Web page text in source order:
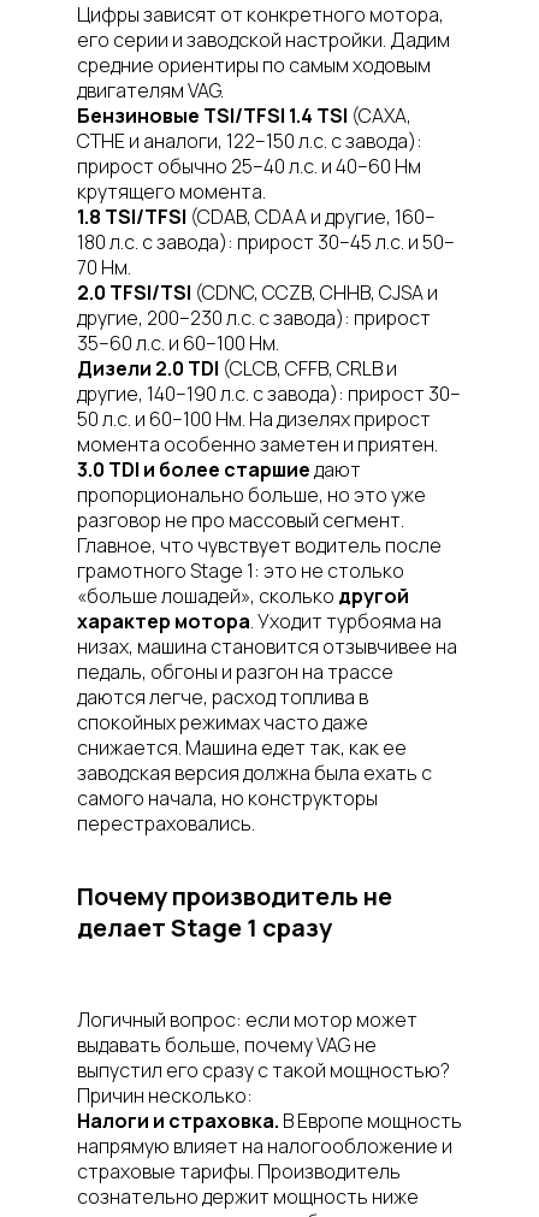
Цифры зависят от конкретного мотора,
его серии и заводской настройки. Дадим
средние ориентиры по самым ходовым
двигателям VAG.
Бензиновые TSI/TFSI 1.4 TSI (CAXA,
CTHE и аналоги, 122–150 л.с. с завода):
прирост обычно 25–40 л.с. и 40–60 Нм
крутящего момента.
1.8 TSI/TFSI (CDAB, CDAA и другие, 160–
180 л.с. с завода): прирост 30–45 л.с. и 50–
70 Нм.
2.0 TFSI/TSI (CDNC, CCZB, CHHB, CJSA и
другие, 200–230 л.с. с завода): прирост
35–60 л.с. и 60–100 Нм.
Дизели 2.0 TDI (CLCB, CFFB, CRLB и
другие, 140–190 л.с. с завода): прирост 30–
50 л.с. и 60–100 Нм. На дизелях прирост
момента особенно заметен и приятен.
3.0 TDI и более старшиедают
пропорционально больше, но это уже
разговор не про массовый сегмент.
Главное, что чувствует водитель после
грамотного Stage 1: это не столько
«больше лошадей», сколько другой
характер мотора. Уходит турбояма на
низах, машина становится отзывчивее на
педаль, обгоны и разгон на трассе
даются легче, расход топлива в
спокойных режимах часто даже
снижается. Машина едет так, как ее
заводская версия должна была ехать с
самого начала, но конструкторы
перестраховались.
Почему производитель не
делает Stage 1 сразу
Логичный вопрос: если мотор может
выдавать больше, почему VAG не
выпустил его сразу с такой мощностью?
Причин несколько:
Налоги и страховка. В Европе мощность
напрямую влияет на налогообложение и
страховые тарифы. Производитель
сознательно держит мощность ниже